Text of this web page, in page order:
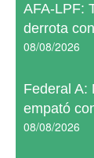
AFA-LPF:
derrota
08/08/2026
Federal A:
empató
08/08/2026